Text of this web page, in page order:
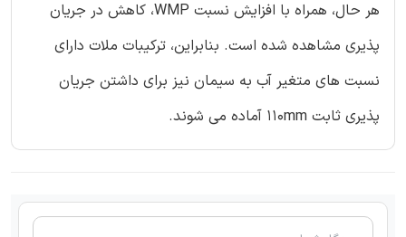
هر حال، همراه با افزایش نسبت WMP، کاهش در جریان
پذیری مشاهده شده است. بنابراین، ترکیبات ملات دارای
نسبت های متغیر آب به سیمان نیز برای داشتن جریان
پذیری ثابت 110mm آماده می شوند.